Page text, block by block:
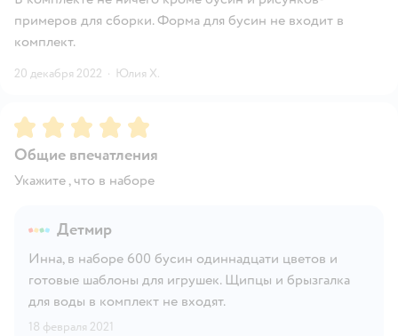
примеров для сборки. Форма для бусин не входит в
комплект.
20 декабря 2022 · Юлия Х.
Рейтинг:5
Общие впечатления
Укажите , что в наборе
Детмир
Инна, в наборе 600 бусин одиннадцати цветов и
готовые шаблоны для игрушек. Щипцы и брызгалка
для воды в комплект не входят.
18 февраля 2021